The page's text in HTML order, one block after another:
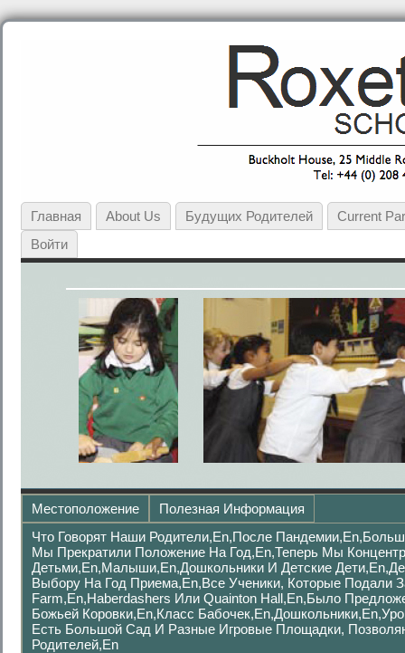
Главная About Us Будущих Родителей
Current
Войти
Местоположение
Полезная Информация
Что Говорят Наши Родители,en,после
Мы Прекратили Положение На Год,en,Теперь Мы
Детьми,en,малыши,en,дошкольники И Детские
Выбору На Год Приема,en,Все Ученики, Которые
Farm,en,Haberdashers Или Quainton Hall,en,было
Божьей Коровки,en,Класс
Есть Большой Сад И Разные Игровые Площадки,
Родителей,en